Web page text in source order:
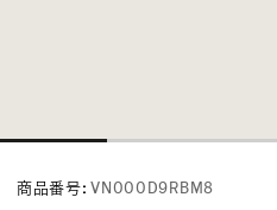
商品番号:VN000D9RBM8